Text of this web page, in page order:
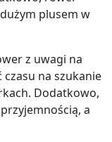
plusem w
z uwagi na
czasu na szukanie
Dodatkowo,
a